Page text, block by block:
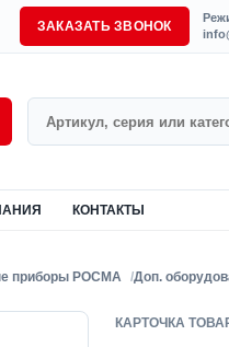
ЗАКАЗАТЬ ЗВОНОК
КОНТАКТЫ
приборы РОСМА Доп.
КАРТОЧКА